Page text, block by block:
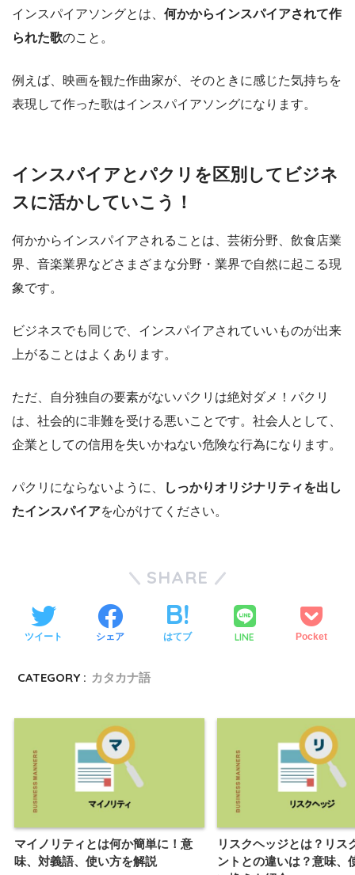
インスパイアソングとは、 何かからインスパイアされて作
られた歌のこと。
例えば、映画を観た作曲家が、そのときに感じた気持ちを
表現して作った歌はインスパイアソングになります。
インスパイアとパクリを区別してビジネ
スに活かしていこう！
何かからインスパイアされることは、芸術分野、飲食店業
界、音楽業界などさまざまな分野・業界で自然に起こる現
象です。
ビジネスでも同じで、インスパイアされていいものが出来
上がることはよくあります。
ただ、自分独自の要素がないパクリは絶対ダメ！パクリ
は、社会的に非難を受ける悪いことです。社会人として、
企業としての信用を失いかねない危険な行為になります。
パクリにならないように、
しっかりオリジナリティを出し
たインスパイアを心がけてください。
SHARE
ツイート シェア はてブ LINE Pocket
CATEGORY : カタカナ語
マイノリティとは何か簡単に！意
味、対義語、使い方を解説
リスクヘッジとは？リス
ントとの違いは？意味、